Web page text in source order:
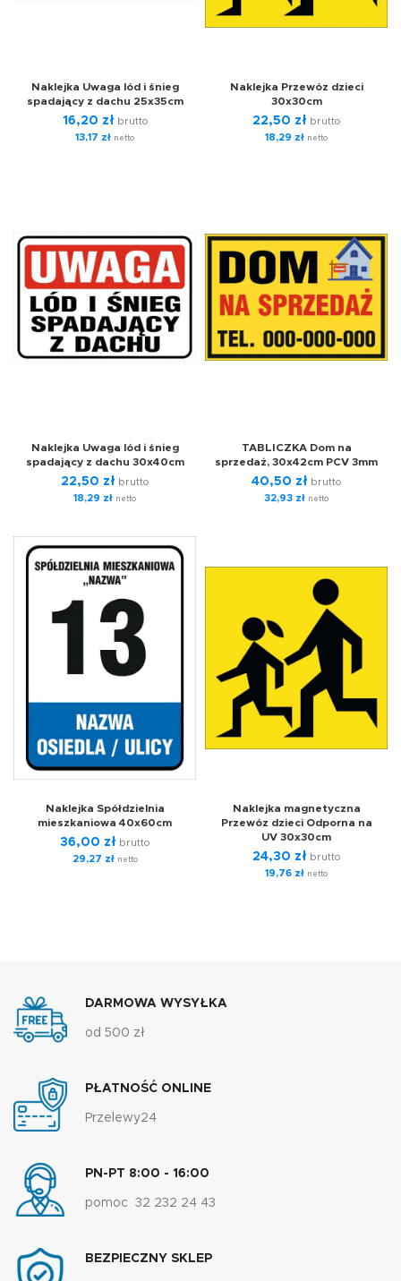
Naklejka Uwaga lód i śnieg
spadający z dachu 25x35cm
16,20 zł brutto
13,17 zł netto
Naklejka Przewóz dzieci
30x30cm
22,50 zł brutto
18,29 zł netto
Naklejka Uwaga lód i śnieg
spadający z dachu 30x40cm
22,50 zł brutto
18,29 zł netto
TABLICZKA Dom na
sprzedaż, 30x42cm PCV 3mm
40,50 zł brutto
32,93 zł netto
Naklejka Spółdzielnia
mieszkaniowa 40x60cm
36,00 zł brutto
29,27 złnetto
Naklejka magnetyczna
Przewóz dzieci Odporna na
UV 30x30cm
24,30 zł brutto
19,76 zł netto
DARMOWA WYSYŁKA
od 500 zł
PŁATNOŚĆ ONLINE
Przelewy24
PN-PT 8:00 - 16:00
pomoc 32 232 24 43
BEZPIECZNY SKLEP